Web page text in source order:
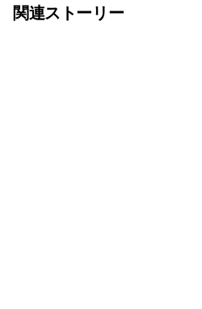
関連ストーリー